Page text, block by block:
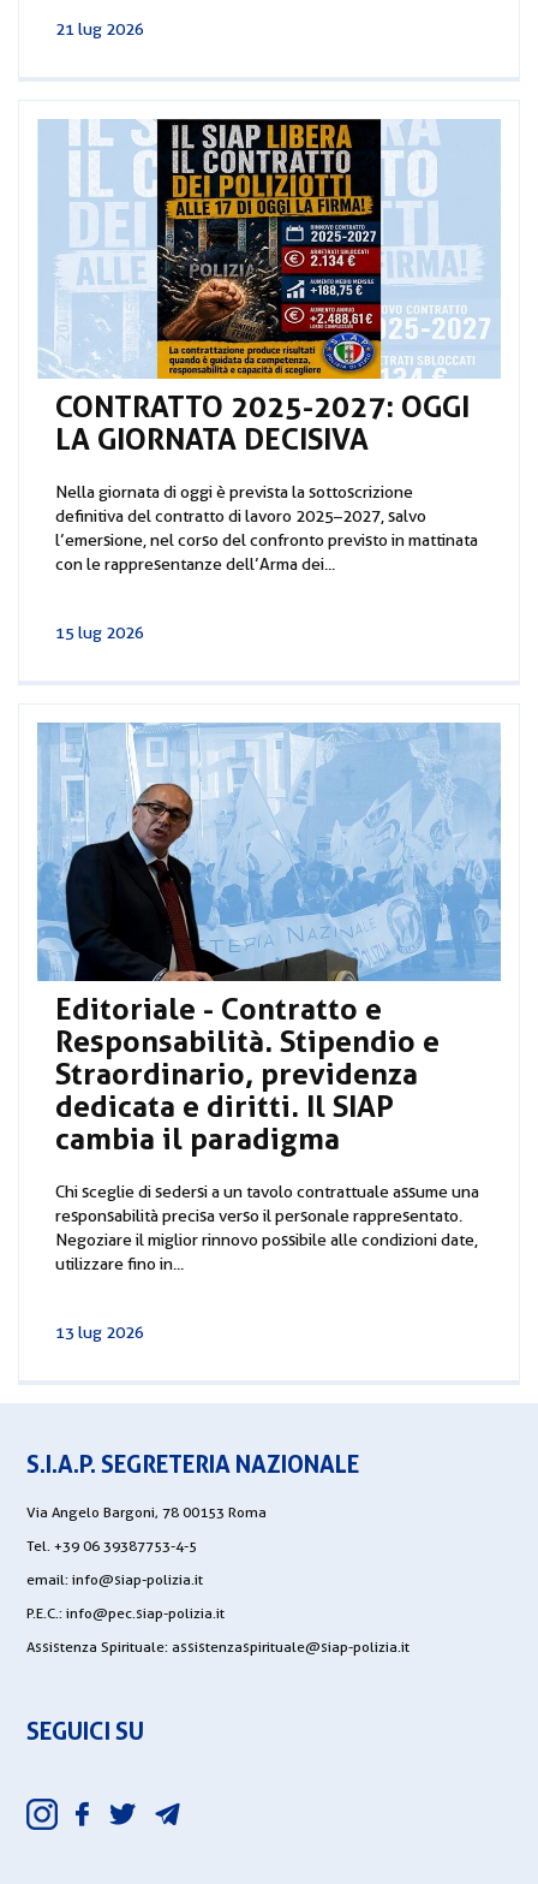
21 lug 2026
CONTRATTO 2025-2027: OGGI
LA GIORNATA DECISIVA
Nella giornata di oggi è prevista la sottoscrizione
definitiva del contratto di lavoro 2025–2027, salvo
l’emersione, nel corso del confronto previsto in mattinata
con le rappresentanze dell’Arma dei...
15 lug 2026
Editoriale - Contratto e
Responsabilità. Stipendio e
Straordinario, previdenza
dedicata e diritti. Il SIAP
cambia il paradigma
Chi sceglie di sedersi a un tavolo contrattuale assume una
responsabilità precisa verso il personale rappresentato.
Negoziare il miglior rinnovo possibile alle condizioni date,
utilizzare fino in...
13 lug 2026
S.I.A.P. SEGRETERIA NAZIONALE
Via Angelo Bargoni, 78 00153 Roma
Tel. +39 06 39387753-4-5
email: info@siap-polizia.it
P.E.C.: info@pec.siap-polizia.it
Assistenza Spirituale: assistenzaspirituale@siap-polizia.it
SEGUICI SU